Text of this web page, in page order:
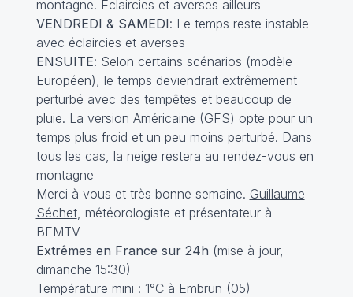
montagne. Eclaircies et averses ailleurs
VENDREDI & SAMEDI: Le temps reste instable
avec éclaircies et averses
ENSUITE: Selon certains scénarios (modèle
Européen), le temps deviendrait extrêmement
perturbé avec des tempêtes et beaucoup de
pluie. La version Américaine (GFS) opte pour un
temps plus froid et un peu moins perturbé. Dans
tous les cas, la neige restera au rendez-vous en
montagne
Merci à vous et très bonne semaine. Guillaume
Séchet, météorologiste et présentateur à
BFMTV
Extrêmes en France sur 24h (mise à jour,
dimanche 15:30)
Température mini : 1°C à Embrun (05)